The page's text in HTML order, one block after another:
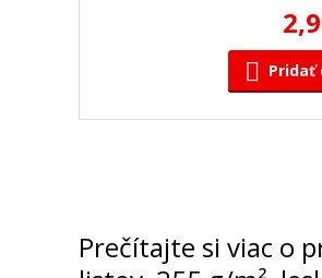
Pridať
Prečítajte si viac o